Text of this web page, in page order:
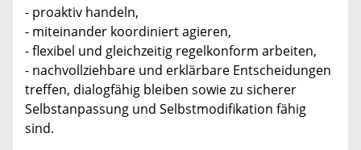
- proaktiv handeln,
- miteinander koordiniert agieren,
- flexibel und gleichzeitig regelkonform arbeiten,
- nachvollziehbare und erklärbare Entscheidungen
treffen, dialogfähig bleiben sowie zu sicherer
Selbstanpassung und Selbstmodifikation fähig
sind.